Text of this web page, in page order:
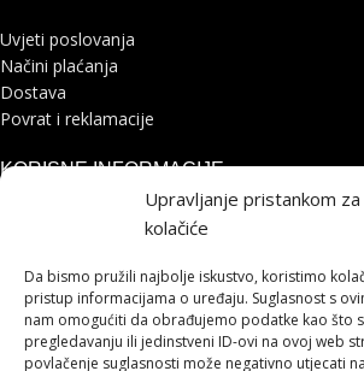
Upravljanje pristankom za
kolačiće
Da bismo pružili najbolje iskustvo, koristimo
pristup informacijama o uređaju. Suglasnost s
nam omogućiti da obrađujemo podatke kao što
pregledavanju ili jedinstveni ID-ovi na ovoj web
povlačenje suglasnosti može negativno utjecati
Uvjeti poslovanja
Načini plaćanja
Dostava
Povrat i reklamacije
KORISNE INFORMACIJE
Zaštita osobnih podataka
Pohvale i prigovori
Platforma za online rješavanje sporova
STRANICE